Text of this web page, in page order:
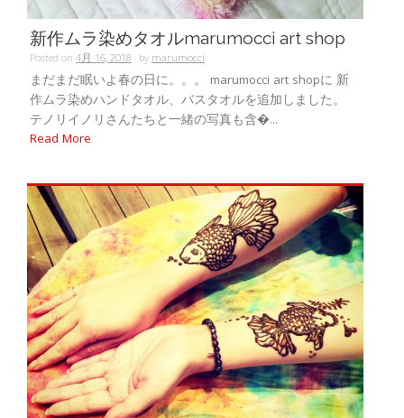
新作ムラ染めタオルmarumocci art shop
Posted on 4月 16, 2018 bymarumocci
まだまだ眠いよ春の日に。。。 marumocci art shopに 新
作ムラ染めハンドタオル、バスタオルを追加しました。
テノリイノリさんたちと一緒の写真も含�...
Read More